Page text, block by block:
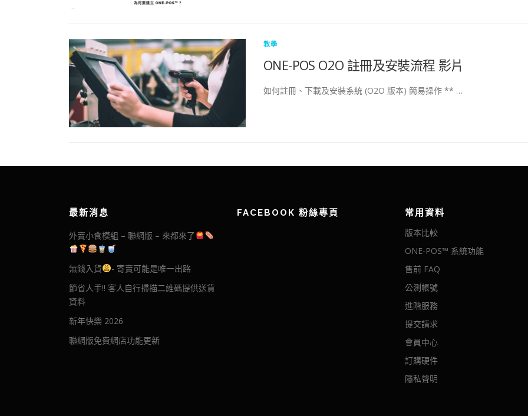
教學
ONE-POS O2O 註冊及安裝流程 影片
如何註冊、下載及安裝系統 (O2O 版本) 簡易操作 ** …
最新消息
外賣小食模組 – 聯網版 – 來都來了
無錢入貨
- 寄賣可能是唯一出路
節省人手!! 客人自行掃描二維碼提供送貨
資料
新年快樂 2026
聯網版免費網店功能更新
FACEBOOK 粉絲專頁 常用資料
版本比較
ONE-POS™ 系統功能
售前 FAQ
公測帳號
進階服務
提交請求
會員中心
訂購硬件
隱私聲明